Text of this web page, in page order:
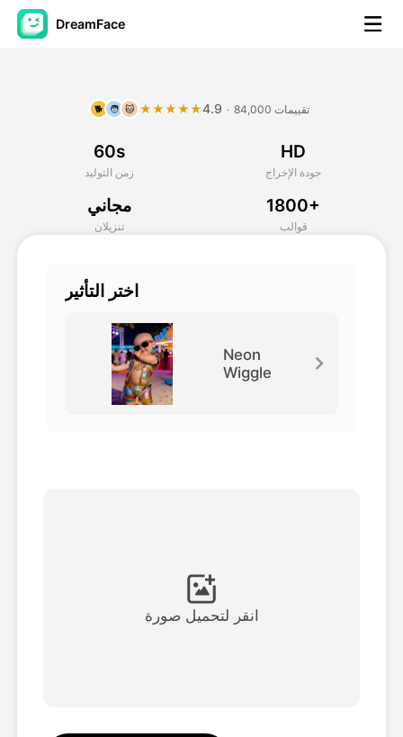
DreamFace
فيديو الصورة الرمزية
فيديو AI
صور منظمة العفو الدولية
شاهد جميع القوالب
🐕 🧑 🐱 ★★★★★4.9 · 84,000 تقييمات
60s
زمن التوليد
HD
جودة الإخراج
مجاني
تنزيلان
1800+
قوالب
اختر التأثير
Neon
Wiggle
انقر لتحميل صورة